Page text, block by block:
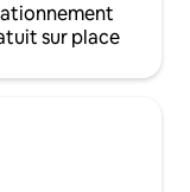
sur place